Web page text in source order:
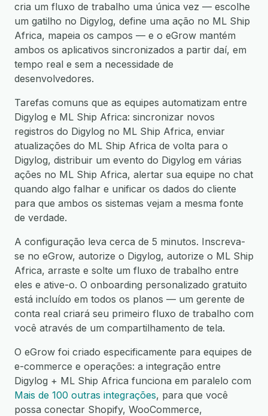
cria um fluxo de trabalho uma única vez — escolhe
um gatilho no Digylog, define uma ação no ML Ship
Africa, mapeia os campos — e o eGrow mantém
ambos os aplicativos sincronizados a partir daí, em
tempo real e sem a necessidade de
desenvolvedores.
Tarefas comuns que as equipes automatizam entre
Digylog e ML Ship Africa: sincronizar novos
registros do Digylog no ML Ship Africa, enviar
atualizações do ML Ship Africa de volta para o
Digylog, distribuir um evento do Digylog em várias
ações no ML Ship Africa, alertar sua equipe no chat
quando algo falhar e unificar os dados do cliente
para que ambos os sistemas vejam a mesma fonte
de verdade.
A configuração leva cerca de 5 minutos. Inscreva-
se no eGrow, autorize o Digylog, autorize o ML Ship
Africa, arraste e solte um fluxo de trabalho entre
eles e ative-o. O onboarding personalizado gratuito
está incluído em todos os planos — um gerente de
conta real criará seu primeiro fluxo de trabalho com
você através de um compartilhamento de tela.
O eGrow foi criado especificamente para equipes de
e-commerce e operações: a integração entre
Digylog + ML Ship Africa funciona em paralelo com
Mais de 100 outras integrações, para que você
possa conectar Shopify, WooCommerce,